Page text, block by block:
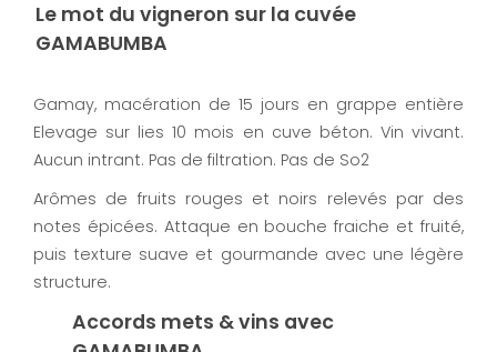
Le mot du vigneron sur la cuvée
GAMABUMBA
Gamay, macération de 15 jours en grappe entière
Elevage sur lies 10 mois en cuve béton. Vin vivant.
Aucun intrant. Pas de filtration. Pas de So2
Arômes de fruits rouges et noirs relevés par des
notes épicées. Attaque en bouche fraiche et fruité,
puis texture suave et gourmande avec une légère
structure.
Accords mets & vins avec